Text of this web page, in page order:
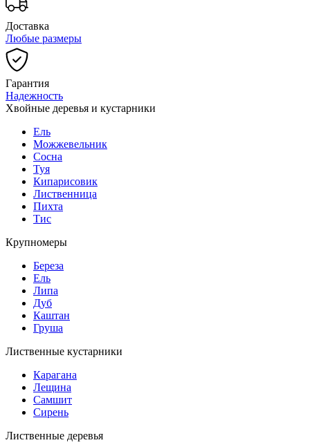
Доставка
Любые размеры
Гарантия
Надежность
Хвойные деревья и кустарники
Ель
Можжевельник
Сосна
Туя
Кипарисовик
Лиственница
Пихта
Тис
Крупномеры
Береза
Ель
Липа
Дуб
Каштан
Груша
Лиственные кустарники
Карагана
Лещина
Самшит
Сирень
Лиственные деревья